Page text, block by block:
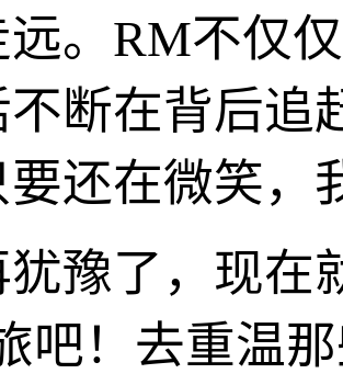
远。RM不仅
断在背后追
还在微笑，
豫了，现在
吧！去重温